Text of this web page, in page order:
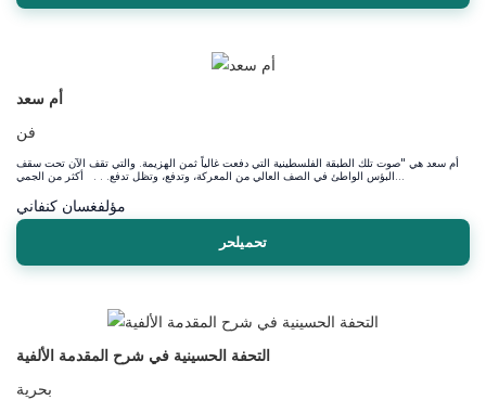
أم سعد
فن
أم سعد هي "صوت تلك الطبقة الفلسطينية التي دفعت غالياً ثمن الهزيمة. والتي تقف الآن تحت سقف
مؤلفغسان كنفاني
تحميلحر
التحفة الحسينية في شرح المقدمة الألفية
بحرية